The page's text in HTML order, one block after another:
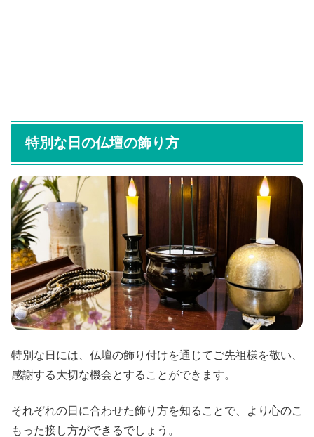
特別な日の仏壇の飾り方
特別な日には、仏壇の飾り付けを通じてご先祖様を敬い、
感謝する大切な機会とすることができます。
それぞれの日に合わせた飾り方を知ることで、より心のこ
もった接し方ができるでしょう。